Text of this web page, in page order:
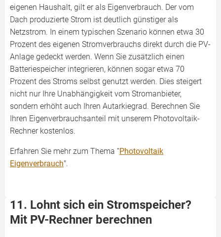
eigenen Haushalt, gilt er als Eigenverbrauch. Der vom
Dach produzierte Strom ist deutlich günstiger als
Netzstrom. In einem typischen Szenario können etwa 30
Prozent des eigenen Stromverbrauchs direkt durch die PV-
Anlage gedeckt werden. Wenn Sie zusätzlich einen
Batteriespeicher integrieren, können sogar etwa 70
Prozent des Stroms selbst genutzt werden. Dies steigert
nicht nur Ihre Unabhängigkeit vom Stromanbieter,
sondern erhöht auch Ihren Autarkiegrad. Berechnen Sie
Ihren Eigenverbrauchsanteil mit unserem Photovoltaik-
Rechner kostenlos.
Erfahren Sie mehr zum Thema “Photovoltaik
Eigenverbrauch".
11. Lohnt sich ein Stromspeicher?
Mit PV-Rechner berechnen